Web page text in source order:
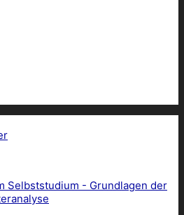
Selbststudium - Grundlagen der